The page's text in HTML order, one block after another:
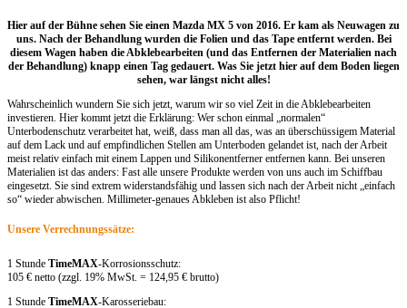
Hier auf der Bühne sehen Sie einen Mazda MX 5 von 2016. Er kam als Neuwagen zu
uns. Nach der Behandlung wurden die Folien und das Tape entfernt werden. Bei
diesem Wagen haben die Abklebearbeiten (und das Entfernen der Materialien nach
der Behandlung) knapp einen Tag gedauert. Was Sie jetzt hier auf dem Boden liegen
sehen, war längst nicht alles!
Wahrscheinlich wundern Sie sich jetzt, warum wir so viel Zeit in die Abklebearbeiten
investieren. Hier kommt jetzt die Erklärung: Wer schon einmal „normalen“
Unterbodenschutz verarbeitet hat, weiß, dass man all das, was an überschüssigem Material
auf dem Lack und auf empfindlichen Stellen am Unterboden gelandet ist, nach der Arbeit
meist relativ einfach mit einem Lappen und Silikonentferner entfernen kann. Bei unseren
Materialien ist das anders: Fast alle unsere Produkte werden von uns auch im Schiffbau
eingesetzt. Sie sind extrem widerstandsfähig und lassen sich nach der Arbeit nicht „einfach
so“ wieder abwischen. Millimeter-genaues Abkleben ist also Pflicht!
Unsere Verrechnungssätze:
1 Stunde TimeMAX-Korrosionsschutz:
105 € netto (zzgl. 19% MwSt. = 124,95 € brutto)
1 Stunde TimeMAX-Karosseriebau: